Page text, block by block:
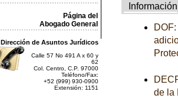
Página del
Abogado General
Dirección de Asuntos Jurídicos
Calle 57 No 491 A x 60 y
62
Col. Centro, C.P. 97000
Teléfono/Fax:
+52 (999) 930-0900
Extensión: 1151
Información
de la